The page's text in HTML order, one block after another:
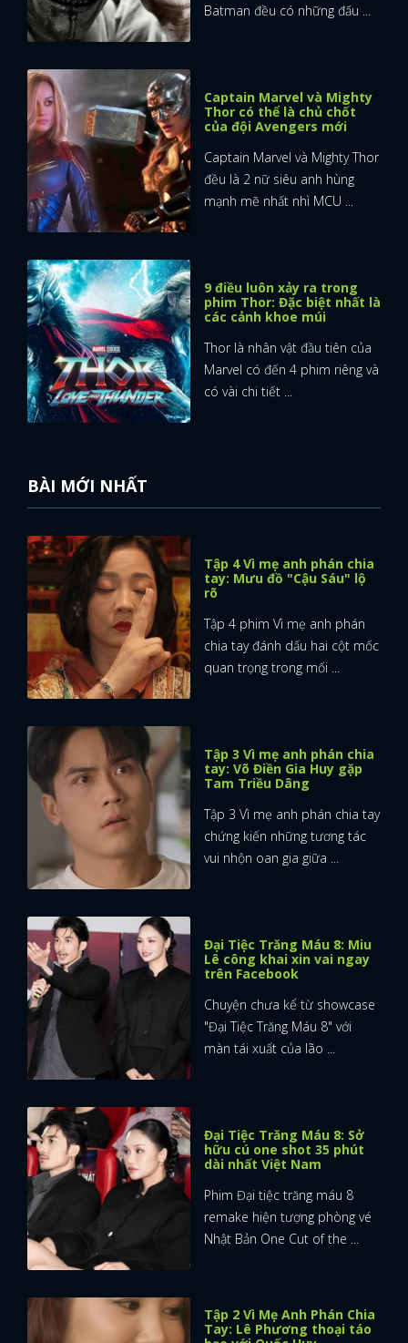
Batman đều có những đấu ...
Captain Marvel và Mighty
Thor có thể là chủ chốt
của đội Avengers mới
Captain Marvel và Mighty Thor
đều là 2 nữ siêu anh hùng
mạnh mẽ nhất nhì MCU ...
9 điều luôn xảy ra trong
phim Thor: Đặc biệt nhất là
các cảnh khoe múi
Thor là nhân vật đầu tiên của
Marvel có đến 4 phim riêng và
có vài chi tiết ...
BÀI MỚI NHẤT
Tập 4 Vì mẹ anh phán chia
tay: Mưu đồ "Cậu Sáu" lộ
rõ
Tập 4 phim Vì mẹ anh phán
chia tay đánh dấu hai cột mốc
quan trọng trong mối ...
Tập 3 Vì mẹ anh phán chia
tay: Võ Điền Gia Huy gặp
Tam Triều Dâng
Tập 3 Vì mẹ anh phán chia tay
chứng kiến những tương tác
vui nhộn oan gia giữa ...
Đại Tiệc Trăng Máu 8: Miu
Lê công khai xin vai ngay
trên Facebook
Chuyện chưa kể từ showcase
"Đại Tiệc Trăng Máu 8" với
màn tái xuất của lão ...
Đại Tiệc Trăng Máu 8: Sở
hữu cú one shot 35 phút
dài nhất Việt Nam
Phim Đại tiệc trăng máu 8
remake hiện tượng phòng vé
Nhật Bản One Cut of the ...
Tập 2 Vì Mẹ Anh Phán Chia
Tay: Lê Phương thoại táo